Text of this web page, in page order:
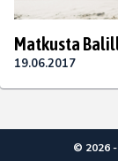
Matkusta
19.06.2017
© 2026